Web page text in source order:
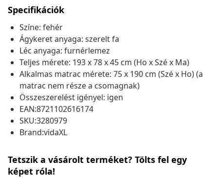
Specifikációk
Színe: fehér
Ágykeret anyaga: szerelt fa
Léc anyaga: furnérlemez
Teljes mérete: 193 x 78 x 45 cm (Ho x Szé x Ma)
Alkalmas matrac mérete: 75 x 190 cm (Szé x Ho) (a
matrac nem része a csomagnak)
Összeszerelést igényel: igen
EAN:8721102616174
SKU:3280979
Brand:vidaXL
Tetszik a vásárolt terméket? Tölts fel egy
képet róla!